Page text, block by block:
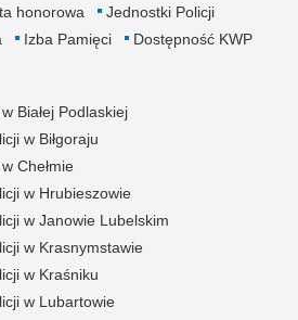
honorowa
Jednostki Policji
Izba Pamięci Dostępność KWP
Białej Podlaskiej
w Biłgoraju
Chełmie
w Hrubieszowie
w Janowie Lubelskim
w Krasnymstawie
w Kraśniku
w Lubartowie